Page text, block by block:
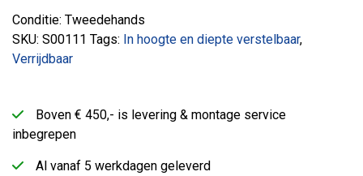
Conditie: Tweedehands
SKU: S00111 Tags: In hoogte en diepte verstelbaar,
Verrijdbaar
Boven € 450,- is levering & montage service
inbegrepen
Al vanaf 5 werkdagen geleverd